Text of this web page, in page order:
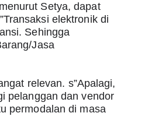
Setya, dapat
elektronik di
Sehingga
Jasa
relevan. s”Apalagi,
pelanggan dan vendor
permodalan di masa